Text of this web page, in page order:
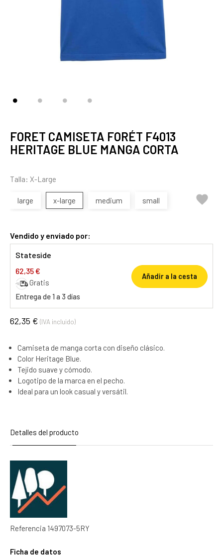
FORET CAMISETA FORÉT F4013
HERITAGE BLUE MANGA CORTA
Talla: X-Large
large x-large medium small 
Vendido y enviado por:
Stateside
62,35 €
Gratis
Entrega de 1 a 3 días
Añadir a la cesta
62,35 € (IVA incluido)
Camiseta de manga corta con diseño clásico.
Color Heritage Blue.
Tejido suave y cómodo.
Logotipo de la marca en el pecho.
Ideal para un look casual y versátil.
Detalles del producto
Referencia 1497073-5RY
Ficha de datos